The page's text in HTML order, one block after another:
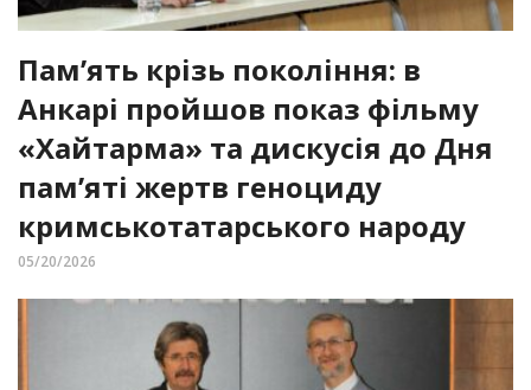
Пам’ять крізь покоління: в
Анкарі пройшов показ фільму
«Хайтарма» та дискусія до Дня
пам’яті жертв геноциду
кримськотатарського народу
05/20/2026